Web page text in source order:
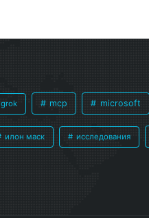
grok mcp microsoft
илон маск исследования